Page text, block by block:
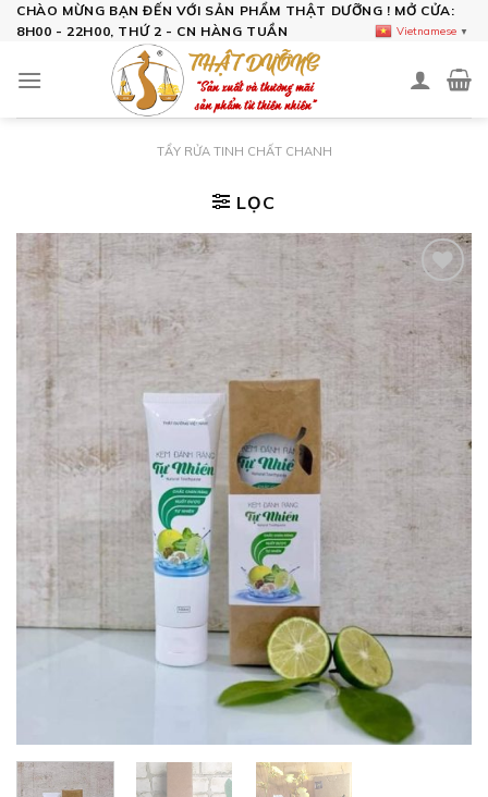
SkipCHÀO MỪNG BẠN ĐẾN VỚI SẢN PHẨM THẬT DƯỠNG ! MỞ CỬA:
8H00 - 22H00, THỨ 2 - CN HÀNG TUẦN
TẨY RỬA TINH CHẤT CHANH
LỌC
Add to
wishlist
Vietnamese ▼